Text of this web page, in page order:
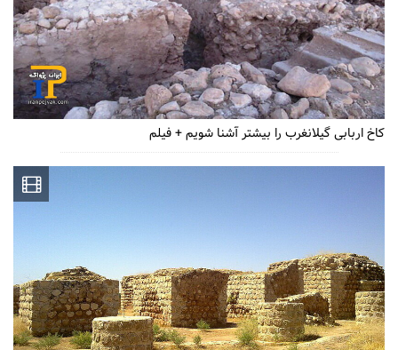
کاخ اربابی گیلانغرب را بیشتر آشنا شویم + فیلم